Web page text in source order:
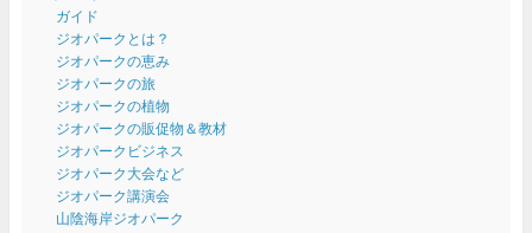
ガイド
ジオパークとは？
ジオパークの恵み
ジオパークの旅
ジオパークの植物
ジオパークの販促物＆教材
ジオパークビジネス
ジオパーク大会など
ジオパーク講演会
山陰海岸ジオパーク